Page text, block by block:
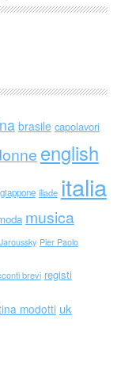
brasile capolavori
english
giappone iliade italia
musica
Pier Paolo
brevi registi
modotti uk